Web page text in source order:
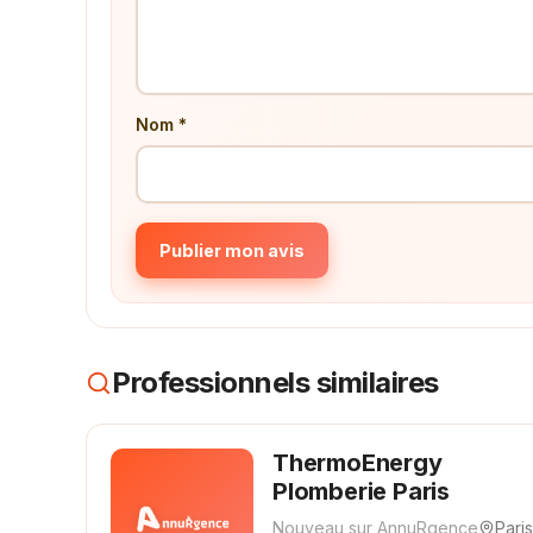
Nom *
Publier mon avis
Professionnels similaires
ThermoEnergy
Plomberie Paris
Nouveau sur AnnuRgence Paris